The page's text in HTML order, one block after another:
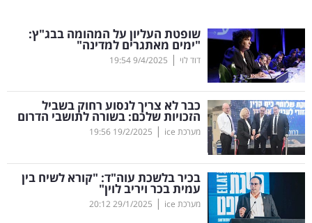
דיגיטל
וטק
שיווק
ופרסום
משפט
מדדים
ומחקרים
שופטת העליון על המהומה בבג"ץ:
"ימים מאתגרים למדינה"
דוד לוי |
9/4/2025
19:54
כבר לא צריך לנסוע רחוק בשביל
הזכויות שלכם: בשורה לתושבי הדרום
מערכת ice |
19/2/2025
19:56
בכיר בלשכת עוה"ד: "קורא לשיח בין
עמית בכר ויריב לוין"
מערכת ice |
29/1/2025
20:12